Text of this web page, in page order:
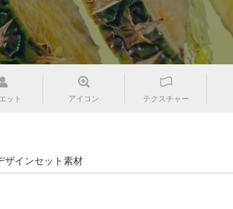
ット アイコン テクスチャー
ザインセット素材